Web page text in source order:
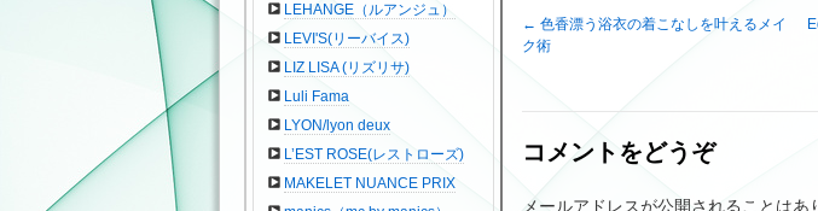
← 色香漂う浴衣の着こなしを叶えるメイ
ク術
コメントをどうぞ
メールアドレスが公開されることはあ
LEHANGE（ルアンジュ）
LEVI'S(リーバイス)
LIZ LISA (リズリサ)
Luli Fama
LYON/lyon deux
L’EST ROSE(レストローズ)
MAKELET NUANCE PRIX